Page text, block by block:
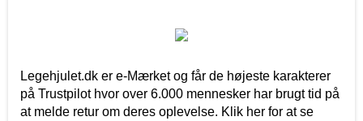
Legehjulet.dk er e-Mærket og får de højeste karakterer
på Trustpilot hvor over 6.000 mennesker har brugt tid på
at melde retur om deres oplevelse. Klik her for at se